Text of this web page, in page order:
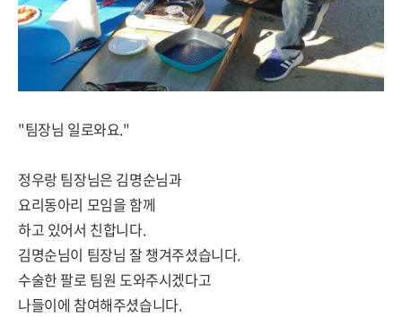
"팀장님 일로와요."
정우랑 팀장님은 김명순님과
요리동아리 모임을 함께
하고 있어서 친합니다.
김명순님이 팀장님 잘 챙겨주셨습니다.
수술한 팔로 팀원 도와주시겠다고
나들이에 참여해주셨습니다.